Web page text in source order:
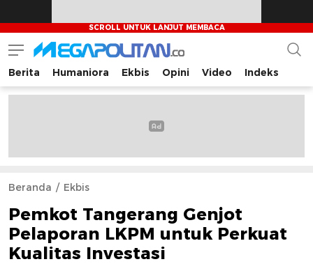
Megapolitan.co
Menyajikan berita-berita fakta bagi pembaca
Berita Humaniora Ekbis Opini Video Indeks
Beranda Ekbis
Pemkot Tangerang Genjot
Pelaporan LKPM untuk Perkuat
Kualitas Investasi